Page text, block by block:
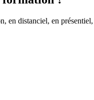
en distanciel, en